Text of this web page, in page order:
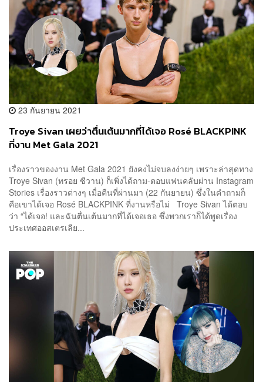
23 กันยายน 2021
Troye Sivan เผยว่าตื่นเต้นมากที่ได้เจอ Rosé BLACKPINK
ที่งาน Met Gala 2021
เรื่องราวของงาน Met Gala 2021 ยังคงไม่จบลงง่ายๆ เพราะล่าสุดทาง
Troye Sivan (ทรอย ซีวาน) ก็เพิ่งได้ถาม-ตอบแฟนคลับผ่าน Instagram
Stories เรื่องราวต่างๆ เมื่อคืนที่ผ่านมา (22 กันยายน) ซึ่งในคำถามก็
คือเขาได้เจอ Rosé BLACKPINK ที่งานหรือไม่ Troye Sivan ได้ตอบ
ว่า “ได้เจอ! และฉันตื่นเต้นมากที่ได้เจอเธอ ซึ่งพวกเราก็ได้พูดเรื่อง
ประเทศออสเตรเลีย...